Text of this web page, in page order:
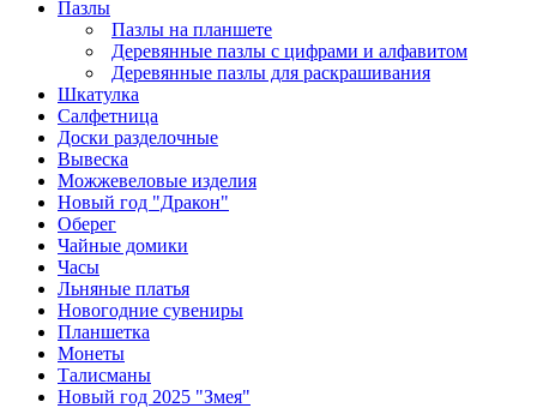
Пазлы
Пазлы на планшете
Деревянные пазлы с цифрами и алфавитом
Деревянные пазлы для раскрашивания
Шкатулка
Салфетница
Доски разделочные
Вывеска
Можжевеловые изделия
Новый год "Дракон"
Оберег
Чайные домики
Часы
Льняные платья
Новогодние сувениры
Планшетка
Монеты
Талисманы
Новый год 2025 "Змея"